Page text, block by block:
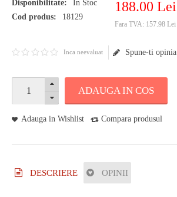
Disponibilitate:
In Stoc
Cod produs:
18129
188.00 Lei
Fara TVA: 157.98 Lei
Inca neevaluat Spune-ti opinia
ADAUGA IN COS
Adauga in Wishlist Compara produsul
DESCRIERE OPINII